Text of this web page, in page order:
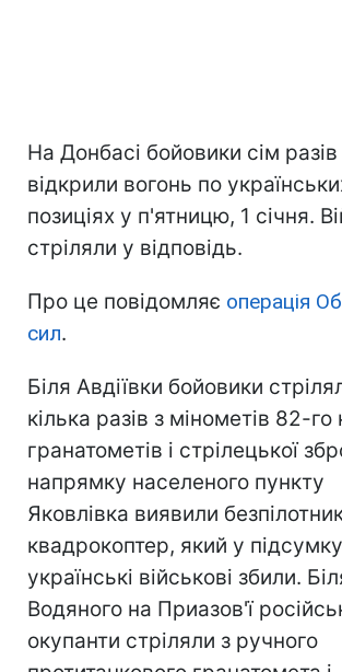
На Донбасі бойовики сім разів
відкрили вогонь по
позиціях у п'ятницю, 1 січня.
стріляли у відповідь.
Про це повідомляє операція
сил.
Біля Авдіївки бойовики
кілька разів з мінометів 82-го
гранатометів і стрілецької
напрямку населеного пункту
Яковлівка виявили
квадрокоптер, який у підсумку
українські військові збили.
Водяного на Приазов'ї
окупанти стріляли з ручного